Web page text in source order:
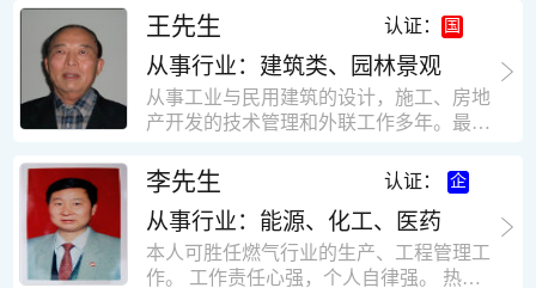
限公司专业监理工程师，广东重工监理有
限公司任专业监理工程师，监督的工程
有：广东东莞市花润雪花啤酒厂二期扩建
工程，该工程有钢结构工业厂房2栋，每
栋9000平方米。东莞市新世纪花苑，该工
场；一栋17层。2栋总面积32000平方米，
框架结构。南奥园金州商业步行街等工
程。30年的工作经验积累，使自己能适应
建筑行业的多种工作岗位。
对刑事案件、仲裁案件都颇有造诣。尤其
擅长处理涉及公司管理、企业改制，资产
收购重组等法律业务。王律师有多篇学术
论文在省部级会议和刊物上发表。数十年
的执业经历中，王律师经办了数百起诉讼
和非诉讼案件，取得了较好的经济效益和
律师一贯的工作作风；法律第一和当事人
合法权益第一，忠诚和敬业是王福营律师
的永恒的追求。
等领域）；实际工作能力强，且经验丰
富。
王先生 认证：
从事行业：建筑类、园林景观
从事工业与民用建筑的设计，施工、房地
产开发的技术管理和外联工作多年。最大
最高26层。基础理论和专业技术知识功底
深厚，能熟练从事复杂技术工程的设计与
计算工作，有丰富的大中型工程项目的施
工技术经验。知识广博，设计、施工、予
决算、资产评估等都有较深造诣。曾独立
李先生 认证：
从事行业：能源、化工、医药
本人可胜任燃气行业的生产、工程管理工
作。 工作责任心强，个人自律强。 热爱